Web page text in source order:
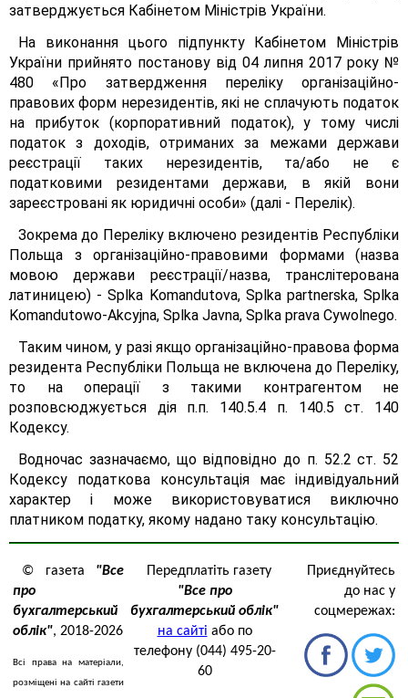
затверджується Кабінетом Міністрів України.
На виконання цього підпункту Кабінетом Міністрів
України прийнято постанову від 04 липня 2017 року №
480 «Про затвердження переліку організаційно-
правових форм нерезидентів, які не сплачують податок
на прибуток (корпоративний податок), у тому числі
податок з доходів, отриманих за межами держави
реєстрації таких нерезидентів, та/або не є
податковими резидентами держави, в якій вони
зареєстровані як юридичні особи» (далі - Перелік).
Зокрема до Переліку включено резидентів Республіки
Польща з організаційно-правовими формами (назва
мовою держави реєстрації/назва, транслітерована
латиницею) - Splka Komandutova, Splka partnerska, Splka
Komandutowo-Аkcyjnа, Splka Javnа, Splka prava Cywolnego.
Таким чином, у разі якщо організаційно-правова форма
резидента Республіки Польща не включена до Переліку,
то на операції з такими контрагентом не
розповсюджується дія п.п. 140.5.4 п. 140.5 ст. 140
Кодексу.
Водночас зазначаємо, що відповідно до п. 52.2 ст. 52
Кодексу податкова консультація має індивідуальний
характер і може використовуватися виключно
платником податку, якому надано таку консультацію.
© газета "Все
про
бухгалтерський
облік", 2018-2026
Всі права на матеріали,
розміщені на сайті газети
Передплатіть газету
"Все про
бухгалтерський облік"
на сайті або по
телефону (044) 495-20-
60
Приєднуйтесь
до нас у
соцмережах: